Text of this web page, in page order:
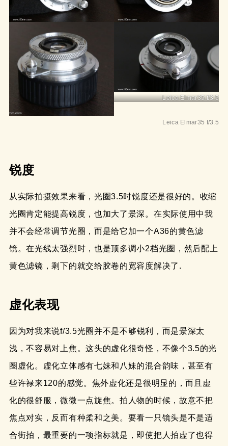
Leica Elmar35 f/3.5
Leica Elmar35 f/3.5
锐度
从实际拍摄效果来看，光圈3.5时锐度还是很好的。收缩
光圈肯定能提高锐度，也加大了景深。在实际使用中我
并不会经常调节光圈，而是给它加一个A36的黄色滤
镜。在光线太强烈时，也是顶多调小2档光圈，然后配上
黄色滤镜，剩下的就交给胶卷的宽容度解决了.
虚化表现
因为对我来说f/3.5光圈并不是不够锐利，而是景深太
浅，不容易对上焦。这头的虚化很奇怪，不像个3.5的光
圈虚化。虚化立体感有七妹和八妹的混合韵味，甚至有
些许禄来120的感觉。焦外虚化还是很明显的，而且虚
化的很舒服，微微一点旋焦。拍人物的时候，故意不把
焦点对实，反而有种柔和之美。要看一只镜头是不是适
合街拍，最重要的一项指标就是，即使把人拍虚了也得